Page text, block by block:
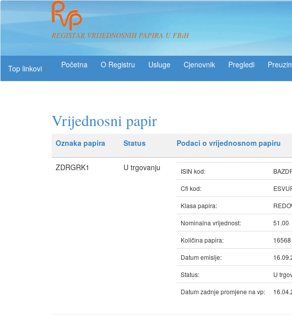
REGISTAR VRIJEDNOSNIH PAPIRA U FBiH
Top linkovi
O Registru Usluge Pregledi
Vrijednosni papir
Oznaka papira Status Podaci o vrijednosnom papiru
ZDRGRK1 U trgovanju ISIN kod:
Cfi kod:
Klasa papira:
Nominalna vrijednost:
51.00
Količina papira:
16568
Datum emisije:
Status:
U
Datum zadnje promjene na vp: